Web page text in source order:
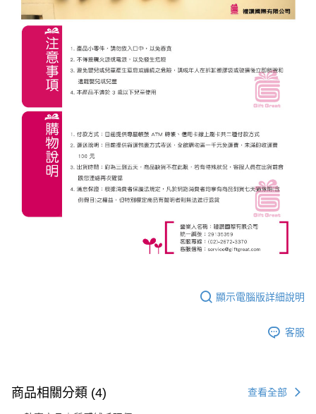
顯示電腦版詳細說明
客服
商品相關分類 (4) 查看全部